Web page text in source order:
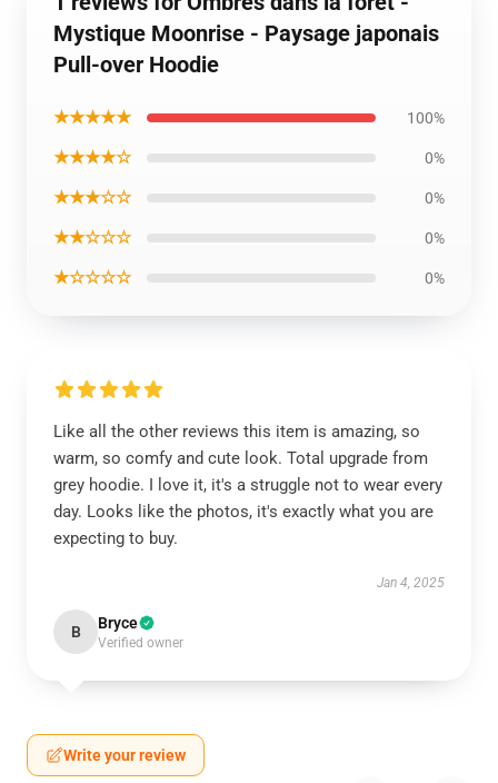
Mystique Moonrise - Paysage japonais
Pull-over Hoodie
★★★★★ 100%
★★★★☆ 0%
★★★☆☆ 0%
★★☆☆☆ 0%
★☆☆☆☆ 0%
Like all the other reviews this item is amazing, so
warm, so comfy and cute look. Total upgrade from
grey hoodie. I love it, it's a struggle not to wear every
day. Looks like the photos, it's exactly what you are
expecting to buy.
Jan 4, 2025
B Bryce
Verified owner
Write your review